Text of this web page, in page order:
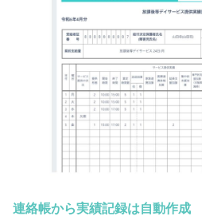
連絡帳から実績記録は自動作成